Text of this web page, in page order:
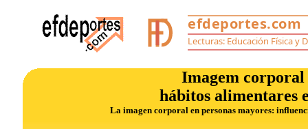
Imagem corporal
hábitos alimentares
La imagen corporal en personas mayores: